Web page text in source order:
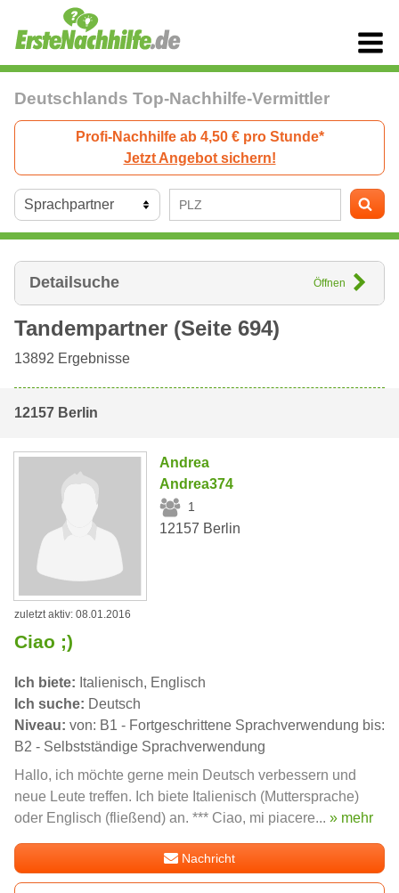
Deutschlands Top-Nachhilfe-Vermittler
Profi-Nachhilfe ab 4,50 € pro Stunde*
Jetzt Angebot sichern!
Detailsuche Öffnen
Tandempartner (Seite 694)
13892 Ergebnisse
12157 Berlin
Andrea
Andrea374
1
12157 Berlin
zuletzt aktiv: 08.01.2016
Ciao ;)
Ich biete: Italienisch, Englisch
Ich suche: Deutsch
Niveau: von: B1 - Fortgeschrittene Sprachverwendung bis:
B2 - Selbstständige Sprachverwendung
Hallo, ich möchte gerne mein Deutsch verbessern und
neue Leute treffen. Ich biete Italienisch (Muttersprache)
oder Englisch (fließend) an. *** Ciao, mi piacere... » mehr
Nachricht